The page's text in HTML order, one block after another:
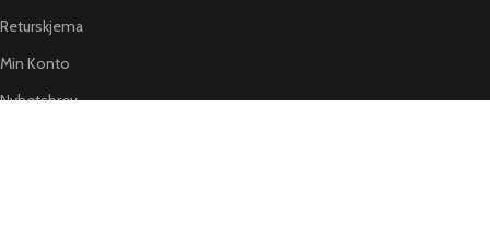
Returskjema
Min Konto
Nyhetsbrev